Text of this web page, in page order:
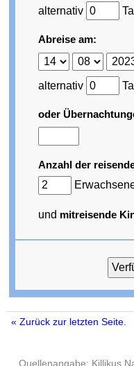
alternativ
Abreise am:
alternativ
oder
Anzahl der
und mitreisende
« Zurück zur letzten Seite.
Quellenangabe: Killikus